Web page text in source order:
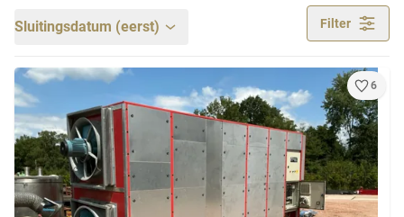
Sluitingsdatum (eerst) Filter
6